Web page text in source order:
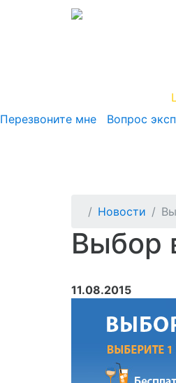
Перезвоните мне
Вопрос
Новости
Выбор
11.08.2015